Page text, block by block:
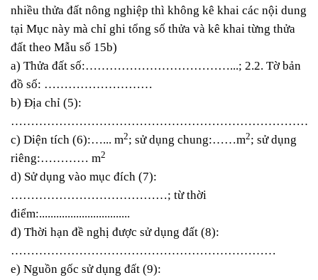
nhiều thửa đất nông nghiệp thì không kê khai các nội dung
tại Mục này mà chỉ ghi tổng số thửa và kê khai từng thửa
đất theo Mẫu số 15b)
a) Thửa đất số:………………………………...; 2.2. Tờ bản
đồ số: ………………………
b) Địa chỉ (5):
c) Diện tích (6):…... m2; sử dụng chung:……m2; sử dụng
riêng:………… m2
d) Sử dụng vào mục đích (7):
…………………………………; từ thời
điểm:................................
đ) Thời hạn đề nghị được sử dụng đất (8):
…………………………………………………………
e) Nguồn gốc sử dụng đất (9):